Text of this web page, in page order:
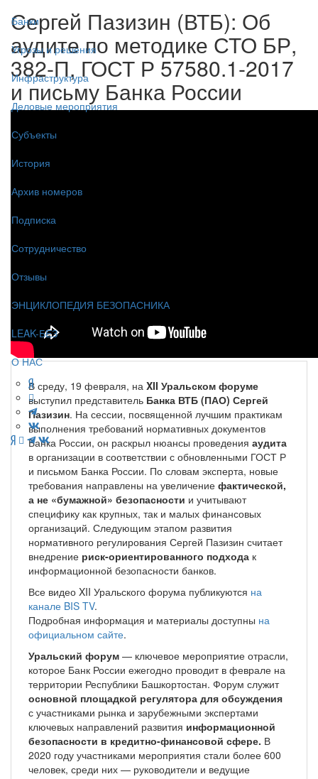
Банки
Угрозы и решения
Инфраструктура
Деловые мероприятия
Субъекты
История
Архив номеров
Подписка
Сотрудничество
Отзывы
ЭНЦИКЛОПЕДИЯ БЕЗОПАСНИКА
LEAK-БЕЗ
О НАС
Сергей Пазизин (ВТБ): Об
аудите по методике СТО БР,
382-П, ГОСТ Р 57580.1-2017
и письму Банка России
В среду, 19 февраля, на XII Уральском форуме
выступил представитель Банка ВТБ (ПАО) Сергей
Пазизин. На сессии, посвященной лучшим практикам
выполнения требований нормативных документов
Банка России, он раскрыл нюансы проведения аудита
в организации в соответствии с обновленными ГОСТ Р
и письмом Банка России. По словам эксперта, новые
требования направлены на увеличение фактической,
а не «бумажной» безопасности и учитывают
специфику как крупных, так и малых финансовых
организаций. Следующим этапом развития
нормативного регулирования Сергей Пазизин считает
внедрение риск-ориентированного подхода к
информационной безопасности банков.
Все видео XII Уральского форума публикуются на
канале BIS TV.
Подробная информация и материалы доступны на
официальном сайте.
Уральский форум — ключевое мероприятие отрасли,
которое Банк России ежегодно проводит в феврале на
территории Республики Башкортостан. Форум служит
основной площадкой регулятора для обсуждения
с участниками рынка и зарубежными экспертами
ключевых направлений развития информационной
безопасности в кредитно-финансовой сфере. В
2020 году участниками мероприятия стали более 600
человек, среди них — руководители и ведущие